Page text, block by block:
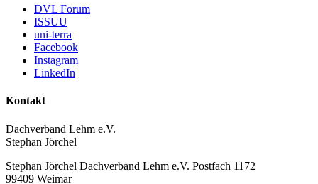
DVL Forum
ISSUU
uni-terra
Facebook
Instagram
LinkedIn
Kontakt
Dachverband Lehm e.V.
Stephan Jörchel
Stephan Jörchel Dachverband Lehm e.V. Postfach 1172
99409 Weimar